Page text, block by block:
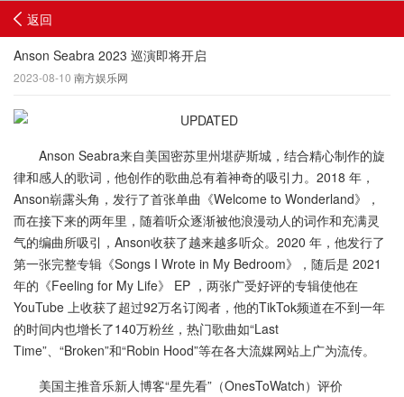
返回
Anson Seabra 2023 巡演即将开启
2023-08-10 南方娱乐网
Anson Seabra来自美国密苏里州堪萨斯城，结合精心制作的旋
律和感人的歌词，他创作的歌曲总有着神奇的吸引力。2018 年，
Anson崭露头角，发行了首张单曲《Welcome to Wonderland》，
而在接下来的两年里，随着听众逐渐被他浪漫动人的词作和充满灵
气的编曲所吸引，Anson收获了越来越多听众。2020 年，他发行了
第一张完整专辑《Songs I Wrote in My Bedroom》，随后是 2021
年的《Feeling for My Life》 EP ，两张广受好评的专辑使他在
YouTube 上收获了超过92万名订阅者，他的TikTok频道在不到一年
的时间内也增长了140万粉丝，热门歌曲如“Last
Time”、“Broken”和“Robin Hood”等在各大流媒网站上广为流传。
美国主推音乐新人博客“星先看”（OnesToWatch）评价